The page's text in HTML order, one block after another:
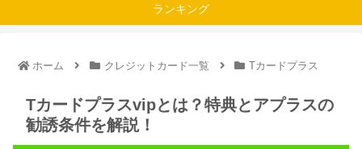
ランキング
ホーム クレジットカード一覧 Tカードプラス
Tカードプラスvipとは？特典とアプラスの
勧誘条件を解説！